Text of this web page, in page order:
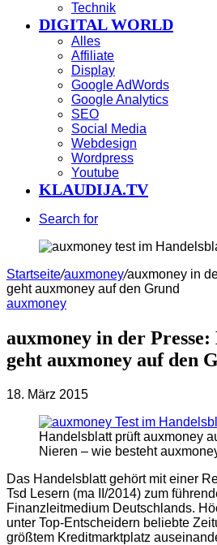
Technik
DIGITAL WORLD
Alles
Affiliate
Display
Google AdWords
Google Analytics
SEO
Social Media
Webdesign
Wordpress
Youtube
KLAUDIJA.TV
Search for
Startseite/auxmoney/auxmoney in
geht auxmoney auf den Grund
auxmoney
auxmoney in der
geht auxmoney auf den
18. März 2015
Handelsblatt prüft auxmoney
Nieren – wie besteht
Das Handelsblatt gehört mit einer
Tsd Lesern (ma II/2014) zum
Finanzleitmedium Deutschlands.
unter Top-Entscheidern beliebte
größtem Kreditmarktplatz